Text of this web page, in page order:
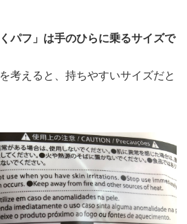
パフ」は手のひらに乗るサイズで
考えると、持ちやすいサイズだと